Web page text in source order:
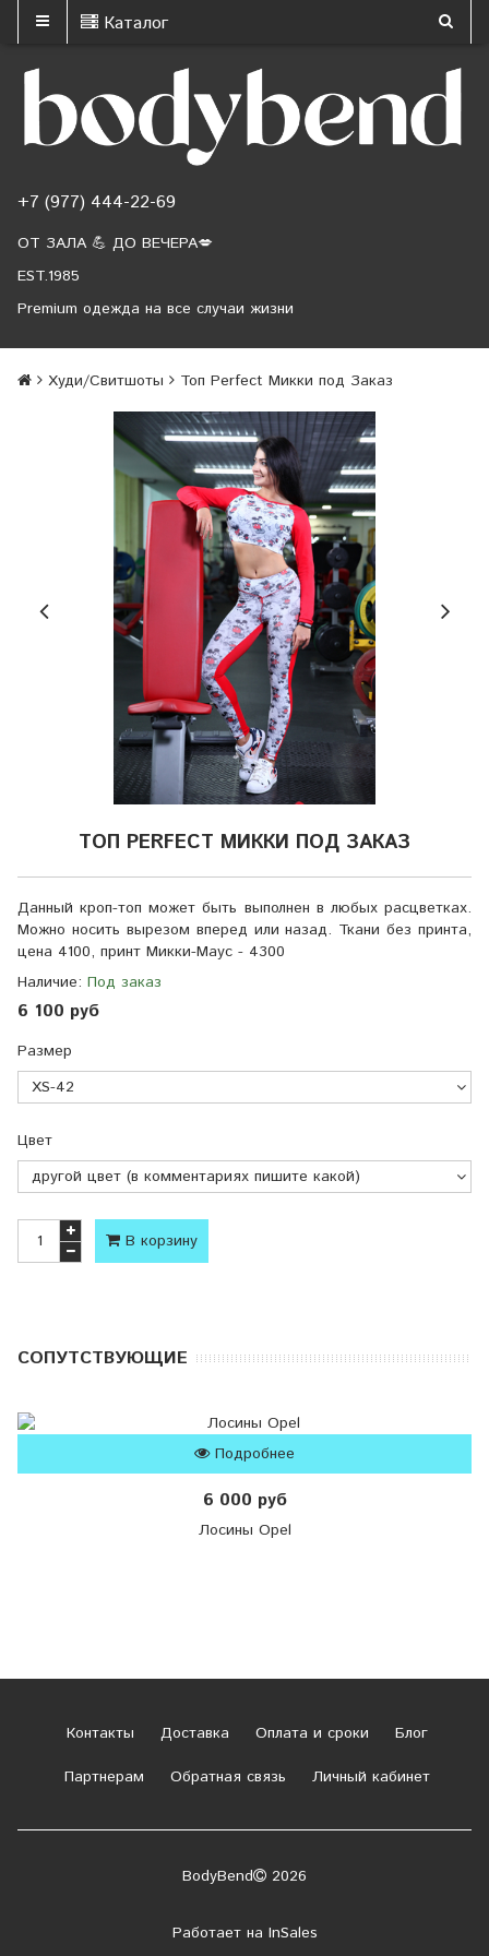
Каталог
+7 (977) 444-22-69
ОТ ЗАЛА 💪 ДО ВЕЧЕРА💋
EST.1985
Premium одежда на все случаи жизни
Худи/Свитшоты Топ Perfect Микки под Заказ
ТОП PERFECT МИККИ ПОД ЗАКАЗ
Данный кроп-топ может быть выполнен в любых расцветках.
Можно носить вырезом вперед или назад. Ткани без принта,
цена 4100, принт Микки-Маус - 4300
Наличие: Под заказ
6 100 руб
Размер
Цвет
В корзину
CОПУТСТВУЮЩИЕ
Подробнее
6 000 руб
Лосины Opel
Контакты Доставка Оплата и сроки
Блог
Партнерам
Обратная связь Личный кабинет
BodyBend 2026
Работает на InSales